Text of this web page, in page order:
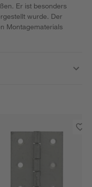
Er ist besonders
wurde. Der
Montagematerials